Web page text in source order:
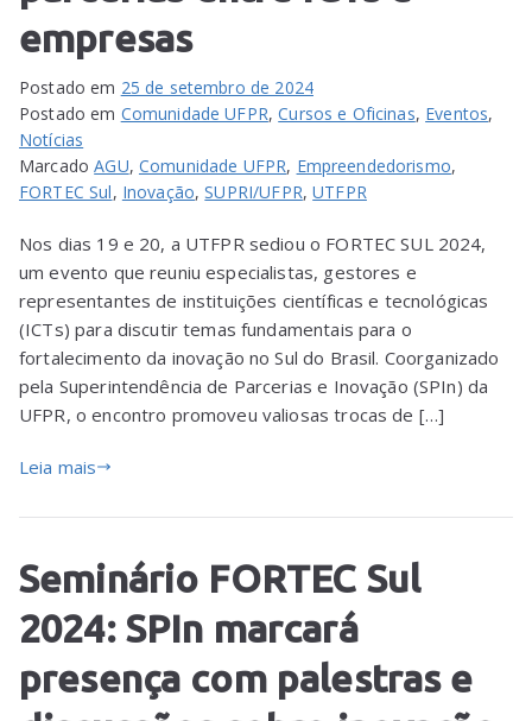
empresas
Postado em 25 de setembro de 2024
Postado em Comunidade UFPR,Cursos e Oficinas, Eventos,
Notícias
MarcadoAGU, Comunidade UFPR, Empreendedorismo,
FORTEC Sul, Inovação,SUPRI/UFPR,UTFPR
Nos dias 19 e 20, a UTFPR sediou o FORTEC SUL 2024,
um evento que reuniu especialistas, gestores e
representantes de instituições científicas e tecnológicas
(ICTs) para discutir temas fundamentais para o
fortalecimento da inovação no Sul do Brasil. Coorganizado
pela Superintendência de Parcerias e Inovação (SPIn) da
UFPR, o encontro promoveu valiosas trocas de […]
Leia mais
Seminário FORTEC Sul
2024: SPIn marcará
presença com palestras e